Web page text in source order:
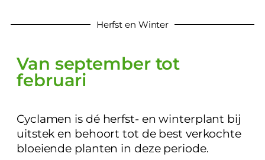
Herfst en Winter
Van september tot
februari
Cyclamen is dé herfst- en winterplant bij
uitstek en behoort tot de best verkochte
bloeiende planten in deze periode.